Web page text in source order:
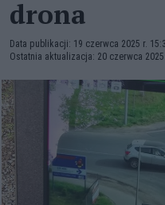
drona
Data publikacji: 19 czerwca 2025 r.
Ostatnia aktualizacja: 20 czerwca 2025